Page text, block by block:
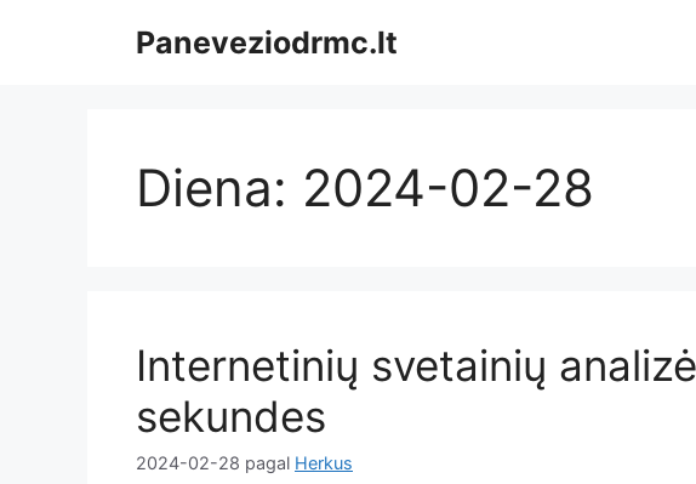
Paneveziodrmc.lt
Diena: 2024-02-28
Internetinių svetainių
sekundes
2024-02-28 pagal Herkus